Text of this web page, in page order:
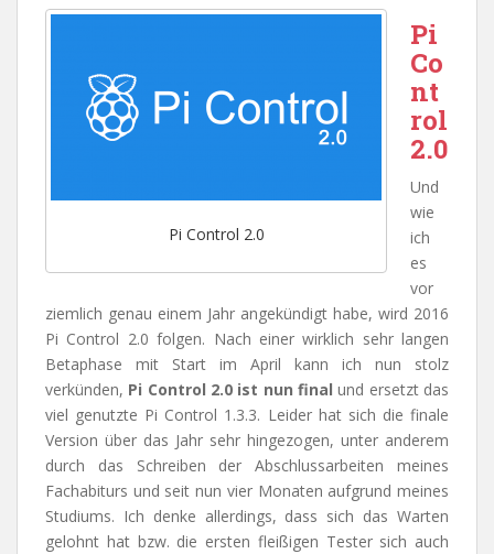
Pi Control 2.0
Pi
Co
nt
rol
2.0
Und
wie
ich
es
vor
ziemlich genau einem Jahr angekündigt habe, wird 2016
Pi Control 2.0 folgen. Nach einer wirklich sehr langen
Betaphase mit Start im April kann ich nun stolz
verkünden, Pi Control 2.0 ist nun final und ersetzt das
viel genutzte Pi Control 1.3.3. Leider hat sich die finale
Version über das Jahr sehr hingezogen, unter anderem
durch das Schreiben der Abschlussarbeiten meines
Fachabiturs und seit nun vier Monaten aufgrund meines
Studiums. Ich denke allerdings, dass sich das Warten
gelohnt hat bzw. die ersten fleißigen Tester sich auch